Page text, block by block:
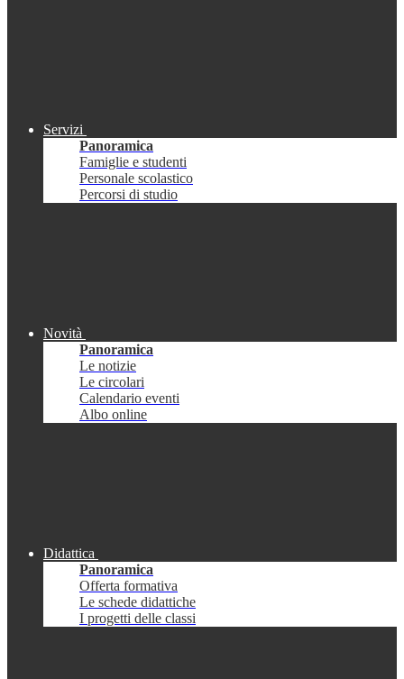
Servizi
Panoramica
Famiglie e studenti
Personale scolastico
Percorsi di studio
Novità
Panoramica
Le notizie
Le circolari
Calendario eventi
Albo online
Didattica
Panoramica
Offerta formativa
Le schede didattiche
I progetti delle classi